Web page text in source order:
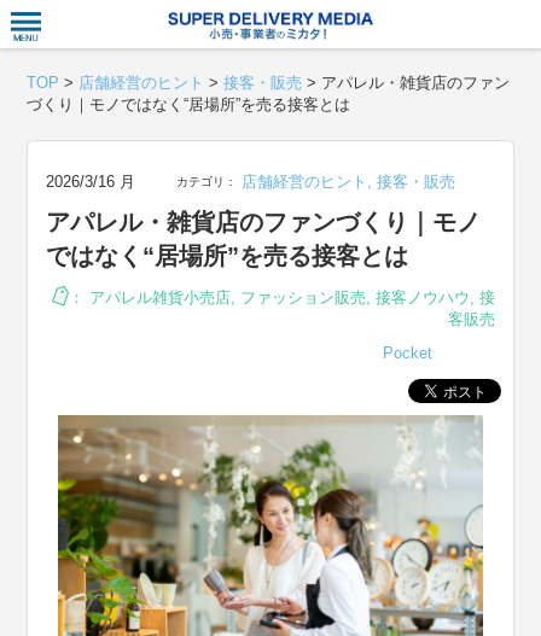
TOP > 店舗経営のヒント >接客・販売 > アパレル・雑貨店のファン
づくり｜モノではなく“居場所”を売る接客とは
2026/3/16 月 カテゴリ： 店舗経営のヒント ,接客・販売
アパレル・雑貨店のファンづくり｜モノ
ではなく“居場所”を売る接客とは
： アパレル雑貨小売店, ファッション販売, 接客ノウハウ , 接
客販売
Pocket